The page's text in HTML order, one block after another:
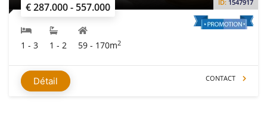
€ 287.000 - 557.000 ID: 1547917
1 - 3 1 - 2 59 - 170m2
Détail CONTACT